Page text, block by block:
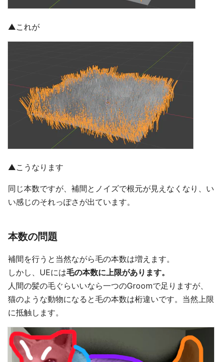
▲これが
▲こうなります
同じ本数ですが、補間とノイズで根元が見えなくなり、い
い感じのそれっぽさが出ています。
本数の問題
補間を行うと当然ながら毛の本数は増えます。
しかし、UEには毛の本数に上限があります。
人間の髪の毛ぐらいいなら一つのGroomで足りますが、
猫のような動物になると毛の本数は桁違いです。当然上限
に抵触します。